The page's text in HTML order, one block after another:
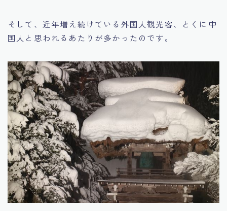
そして、近年増え続けている外国人観光客、とくに中
国人と思われるあたりが多かったのです。